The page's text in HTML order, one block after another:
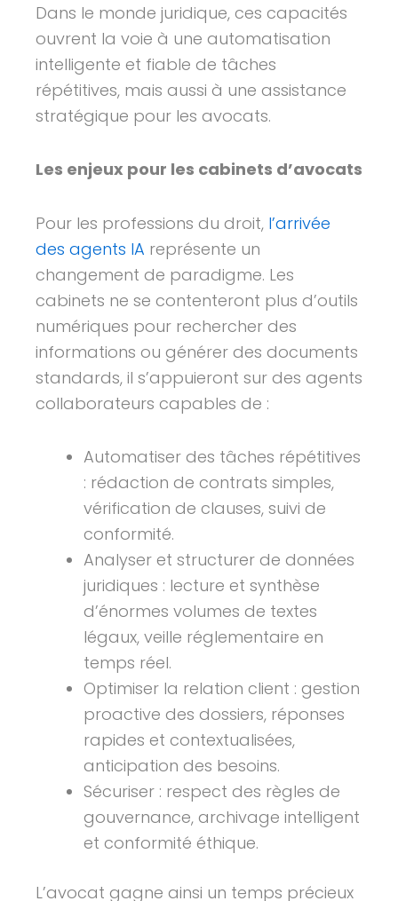
Dans le monde juridique, ces capacités
ouvrent la voie à une automatisation
intelligente et fiable de tâches
répétitives, mais aussi à une assistance
stratégique pour les avocats.
Les enjeux pour les cabinets d’avocats
Pour les professions du droit, l’arrivée
des agents IA représente un
changement de paradigme. Les
cabinets ne se contenteront plus d’outils
numériques pour rechercher des
informations ou générer des documents
standards, il s’appuieront sur des agents
collaborateurs capables de :
Automatiser des tâches répétitives
: rédaction de contrats simples,
vérification de clauses, suivi de
conformité.
Analyser et structurer de données
juridiques : lecture et synthèse
d’énormes volumes de textes
légaux, veille réglementaire en
temps réel.
Optimiser la relation client : gestion
proactive des dossiers, réponses
rapides et contextualisées,
anticipation des besoins.
Sécuriser : respect des règles de
gouvernance, archivage intelligent
et conformité éthique.
L’avocat gagne ainsi un temps précieux